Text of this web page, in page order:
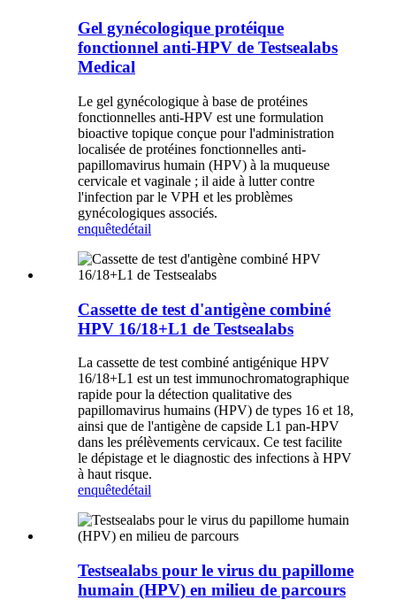
Gel gynécologique protéique
fonctionnel anti-HPV de Testsealabs
Medical
Le gel gynécologique à base de protéines
fonctionnelles anti-HPV est une formulation
bioactive topique conçue pour l'administration
localisée de protéines fonctionnelles anti-
papillomavirus humain (HPV) à la muqueuse
cervicale et vaginale ; il aide à lutter contre
l'infection par le VPH et les problèmes
gynécologiques associés.
enquêtedétail
Cassette de test d'antigène combiné
HPV 16/18+L1 de Testsealabs
La cassette de test combiné antigénique HPV
16/18+L1 est un test immunochromatographique
rapide pour la détection qualitative des
papillomavirus humains (HPV) de types 16 et 18,
ainsi que de l'antigène de capside L1 pan-HPV
dans les prélèvements cervicaux. Ce test facilite
le dépistage et le diagnostic des infections à HPV
à haut risque.
enquêtedétail
Testsealabs pour le virus du papillome
humain (HPV) en milieu de parcours